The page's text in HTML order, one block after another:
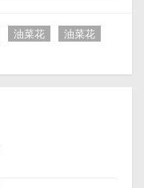
油菜花
油菜花